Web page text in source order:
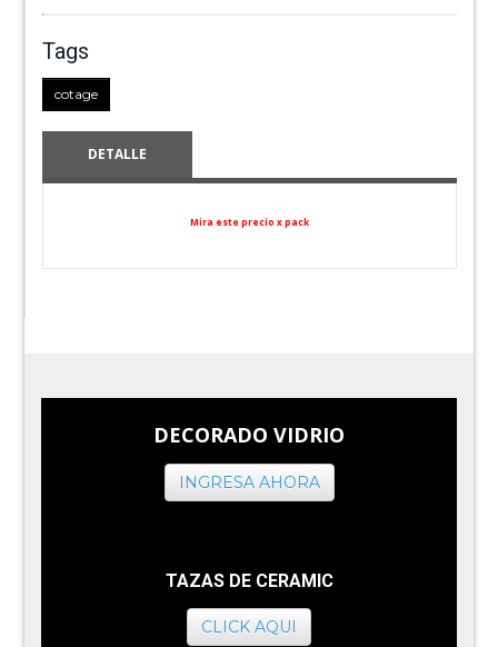
Tags
cotage
DETALLE
Mira este precio x pack
DECORADO VIDRIO
INGRESA AHORA
TAZAS DE CERAMIC
CLICK AQUI